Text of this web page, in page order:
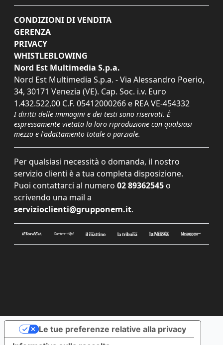
CONDIZIONI DI VENDITA
GERENZA
PRIVACY
WHISTLEBLOWING
Nord Est Multimedia S.p.a.
Nord Est Multimedia S.p.a. - Via Alessandro Poerio,
34, 30171 Venezia (VE). Cap. Soc. i.v. Euro
1.432.522,00 C.F. 05412000266 e REA VE-454332
I diritti delle immagini e dei testi sono riservati. È
espressamente vietata la loro riproduzione con qualsiasi
mezzo e l'adattamento totale o parziale.
Per qualsiasi necessità o domanda, il nostro
servizio clienti è a tua completa disposizione.
Puoi contattarci al numero 02 89362545 o
scrivendo una mail a
servizioclienti@grupponem.it.
Le tue preferenze relative alla privacy